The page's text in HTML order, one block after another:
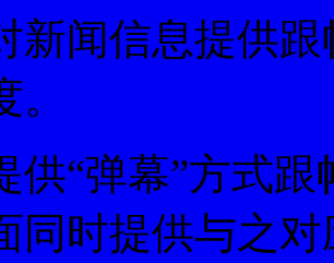
新闻信息提供
供“弹幕”方式
同时提供与之